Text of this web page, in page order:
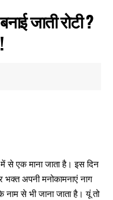
जाती रोटी ?
से एक माना जाता है। इस दिन
भक्त अपनी मनोकामनाएं नाग
से भी जाना जाता है। यूं तो